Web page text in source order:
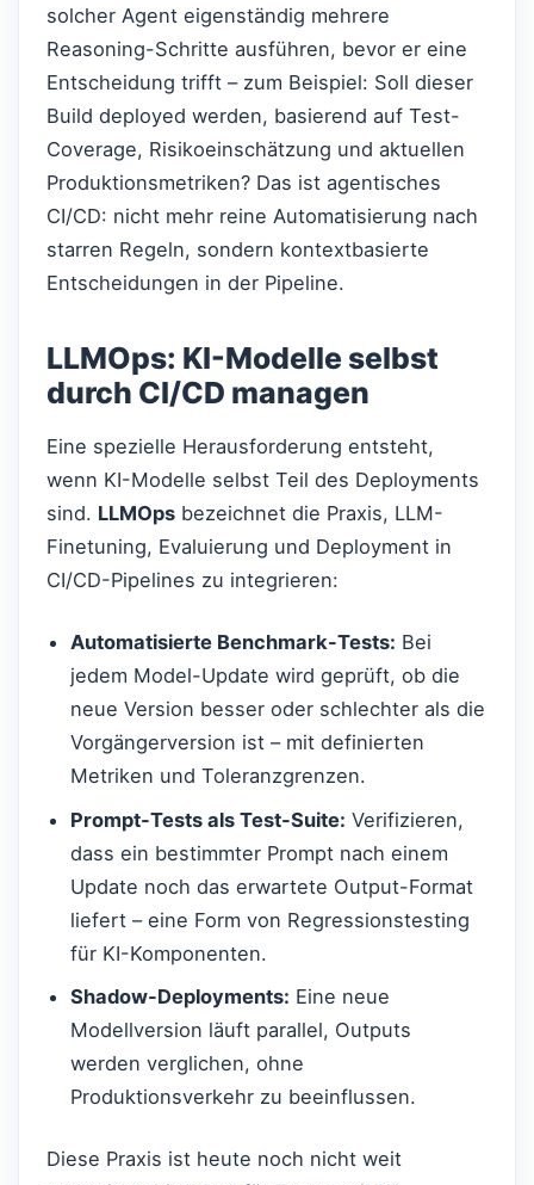
solcher Agent eigenständig mehrere
Reasoning-Schritte ausführen, bevor er eine
Entscheidung trifft – zum Beispiel: Soll dieser
Build deployed werden, basierend auf Test-
Coverage, Risikoeinschätzung und aktuellen
Produktionsmetriken? Das ist agentisches
CI/CD: nicht mehr reine Automatisierung nach
starren Regeln, sondern kontextbasierte
Entscheidungen in der Pipeline.
LLMOps: KI-Modelle selbst
durch CI/CD managen
Eine spezielle Herausforderung entsteht,
wenn KI-Modelle selbst Teil des Deployments
sind. LLMOps bezeichnet die Praxis, LLM-
Finetuning, Evaluierung und Deployment in
CI/CD-Pipelines zu integrieren:
Automatisierte Benchmark-Tests: Bei
jedem Model-Update wird geprüft, ob die
neue Version besser oder schlechter als die
Vorgängerversion ist – mit definierten
Metriken und Toleranzgrenzen.
Prompt-Tests als Test-Suite: Verifizieren,
dass ein bestimmter Prompt nach einem
Update noch das erwartete Output-Format
liefert – eine Form von Regressionstesting
für KI-Komponenten.
Shadow-Deployments: Eine neue
Modellversion läuft parallel, Outputs
werden verglichen, ohne
Produktionsverkehr zu beeinflussen.
Diese Praxis ist heute noch nicht weit